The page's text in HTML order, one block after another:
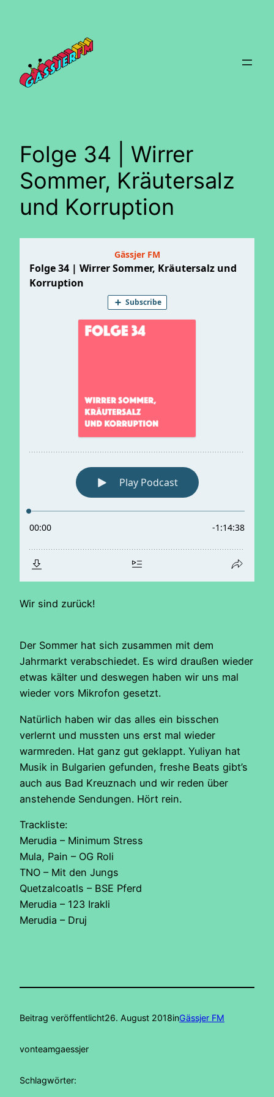
Folge 34 | Wirrer
Sommer, Kräutersalz
und Korruption
Wir sind zurück!
Der Sommer hat sich zusammen mit dem
Jahrmarkt verabschiedet. Es wird draußen wieder
etwas kälter und deswegen haben wir uns mal
wieder vors Mikrofon gesetzt.
Natürlich haben wir das alles ein bisschen
verlernt und mussten uns erst mal wieder
warmreden. Hat ganz gut geklappt. Yuliyan hat
Musik in Bulgarien gefunden, freshe Beats gibt’s
auch aus Bad Kreuznach und wir reden über
anstehende Sendungen. Hört rein.
Trackliste:
Merudia – Minimum Stress
Mula, Pain – OG Roli
TNO – Mit den Jungs
Quetzalcoatls – BSE Pferd
Merudia – 123 Irakli
Merudia – Druj
Beitrag veröffentlicht26. August 2018inGässjer FM
vonteamgaessjer
Schlagwörter: